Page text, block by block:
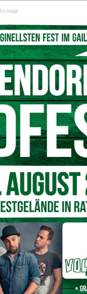
ist sehr stolz, selbst
haben einen sehr
Anzeige